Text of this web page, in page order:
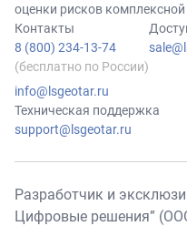
оценки рисков
Контакты
8 (800) 234-13-74
(бесплатно по России)
info@lsgeotar.ru
Техническая поддержка
support@lsgeotar.ru
Разработчик и
Цифровые решения”